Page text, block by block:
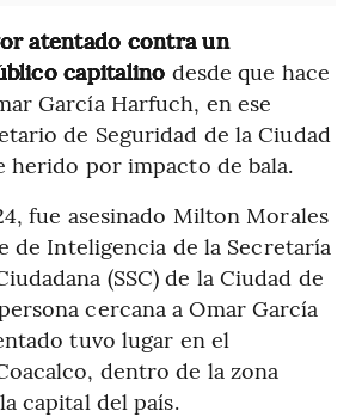
atentado contra un
capitalino desde que hace
García Harfuch, en ese
de Seguridad de la Ciudad
herido por impacto de bala.
fue asesinado Milton Morales
de Inteligencia de la Secretaría
(SSC) de la Ciudad de
cercana a Omar García
tuvo lugar en el
dentro de la zona
capital del país.